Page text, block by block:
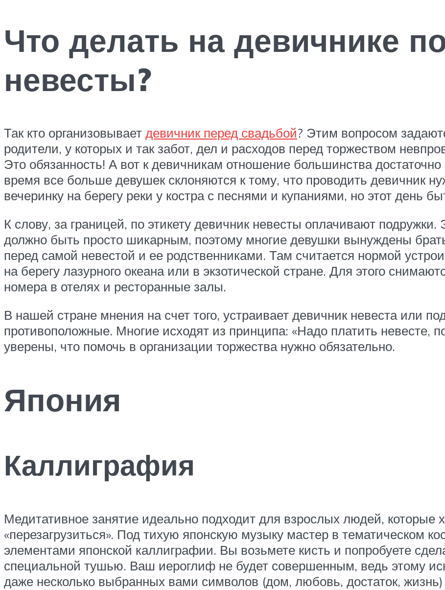
Что делать на девичнике
невесты?
Так кто организовывает девичник перед свадьбой? Этим вопросом
родители, у которых и так забот, дел и расходов перед торжеством
Это обязанность! А вот к девичникам отношение большинства
время все больше девушек склоняются к тому, что проводить девичник
вечеринку на берегу реки у костра с песнями и купаниями, но этот день
К слову, за границей, по этикету девичник невесты оплачивают
должно быть просто шикарным, поэтому многие девушки вынуждены
перед самой невестой и ее родственниками. Там считается нормой
на берегу лазурного океана или в экзотической стране. Для этого
номера в отелях и ресторанные залы.
В нашей стране мнения на счет того, устраивает девичник невеста или
противоположные. Многие исходят из принципа: «Надо платить невесте,
уверены, что помочь в организации торжества нужно обязательно.
Япония
Каллиграфия
Медитативное занятие идеально подходит для взрослых людей, которые
«перезагрузиться». Под тихую японскую музыку мастер в тематическом
элементами японской каллиграфии. Вы возьмете кисть и попробуете
специальной тушью. Ваш иероглиф не будет совершенным, ведь этому
даже несколько выбранных вами символов (дом, любовь, достаток,